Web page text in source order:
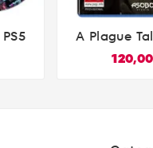
A Plague